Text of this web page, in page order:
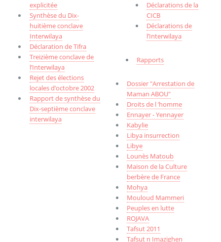
explicitée
Synthèse du Dix-
huitième conclave
Interwilaya
Déclaration de Tifra
Treizième conclave de
l’Interwilaya
Rejet des élections
locales d’octobre 2002
Rapport de synthèse du
Dix-septième conclave
interwilaya
Déclarations de la
CICB
Déclarations de
l’Interwilaya
Rapports
Dossier "Arrestation de
Maman ABOU"
Droits de l ’homme
Ennayer - Yennayer
Kabylie
Libya insurrection
Libye
Lounès Matoub
Maison de la Culture
berbère de France
Mohya
Mouloud Mammeri
Peuples en lutte
ROJAVA
Tafsut 2011
Tafsut n Imazighen